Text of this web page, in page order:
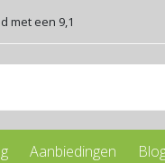
met een 9,1
Aanbiedingen